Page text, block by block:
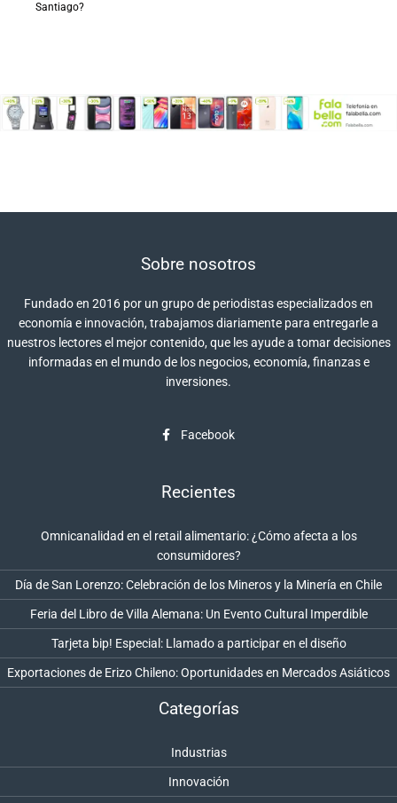
Santiago?
Sobre nosotros
Fundado en 2016 por un grupo de periodistas especializados en
economía e innovación, trabajamos diariamente para entregarle a
nuestros lectores el mejor contenido, que les ayude a tomar decisiones
informadas en el mundo de los negocios, economía, finanzas e
inversiones.
Facebook
Recientes
Omnicanalidad en el retail alimentario: ¿Cómo afecta a los
consumidores?
Día de San Lorenzo: Celebración de los Mineros y la Minería en Chile
Feria del Libro de Villa Alemana: Un Evento Cultural Imperdible
Tarjeta bip! Especial: Llamado a participar en el diseño
Exportaciones de Erizo Chileno: Oportunidades en Mercados Asiáticos
Categorías
Industrias
Innovación